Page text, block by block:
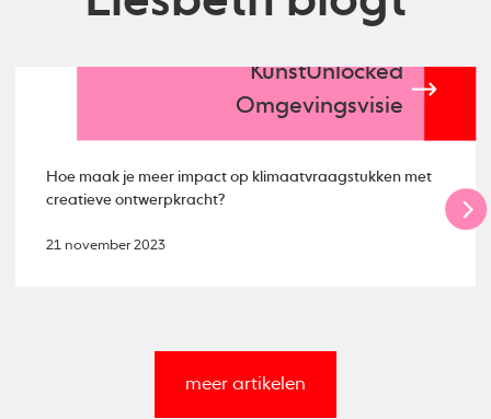
KunstUnlocked
Omgevingsvisie
Hoe maak je meer impact op klimaatvraagstukken met
creatieve ontwerpkracht?
21 november 2023
meer artikelen